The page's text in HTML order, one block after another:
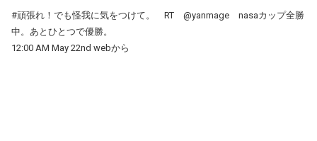
#頑張れ！でも怪我に気をつけて。 RT @yanmage nasaカップ全勝
中。あとひとつで優勝。
12:00 AM May 22nd webから